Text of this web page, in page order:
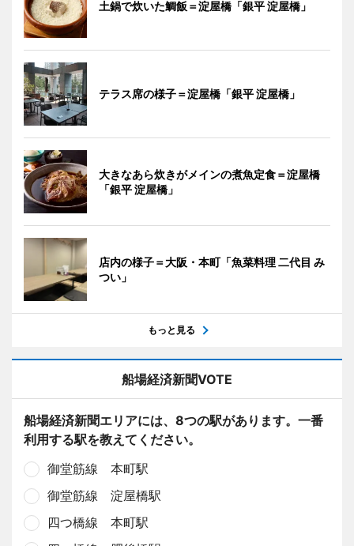
土鍋で炊いた鯛飯＝淀屋橋「銀平 淀屋橋」
テラス席の様子＝淀屋橋「銀平 淀屋橋」
大きなあら炊きがメインの煮魚定食＝淀屋橋
「銀平 淀屋橋」
店内の様子＝大阪・本町「魚菜料理 二代目 み
つい」
もっと見る
船場経済新聞VOTE
船場経済新聞エリアには、8つの駅があります。一番
利用する駅を教えてください。
御堂筋線 本町駅
御堂筋線 淀屋橋駅
四つ橋線 本町駅